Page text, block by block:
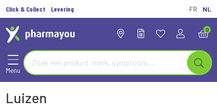
Click & Collect Levering FR NL
0
Menu
Luizen